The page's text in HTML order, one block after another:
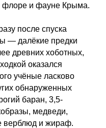
флоре и фауне Крыма.
после спуска
— далёкие предки
древних хоботных,
оказался
учёные ласково
обнаруженных
баран, 3,5-
медведи,
верблюд и жираф.